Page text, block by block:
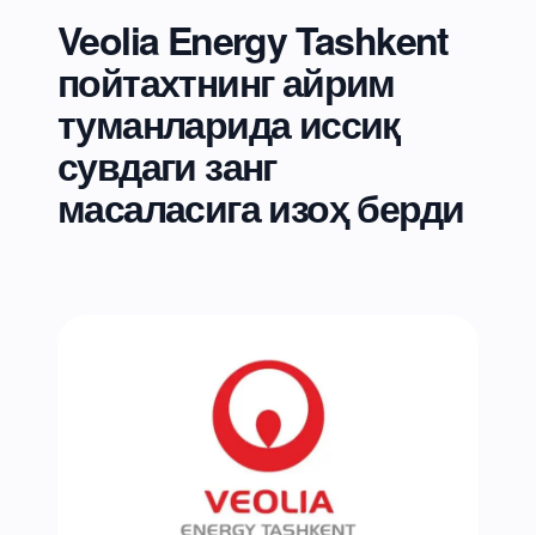
Veolia Energy Tashkent
пойтахтнинг айрим
туманларида иссиқ
сувдаги занг
масаласига изоҳ берди